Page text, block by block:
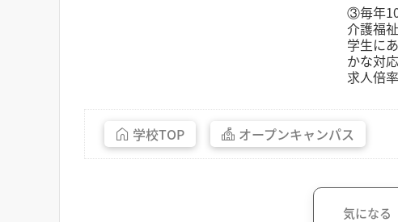
③毎年
介護福
学生に
かな対
求人倍
学校TOP オープンキャンパス
気になる